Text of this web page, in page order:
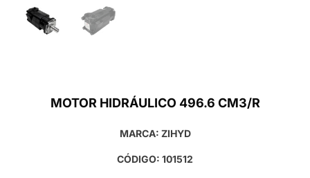
MOTOR HIDRÁULICO 496.6 CM3/R
MARCA: ZIHYD
CÓDIGO: 101512